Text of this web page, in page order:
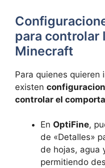
para controlar
Minecraft
Para quienes quieren
existen
controlar el
En OptiFine,
de «Detalles»
de hojas, agua
permitiendo